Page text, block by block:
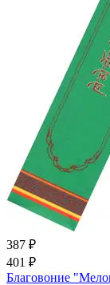
387 ₽
401 ₽
Благовоние